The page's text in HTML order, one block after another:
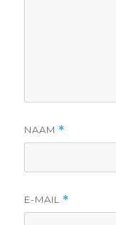
NAAM *
E-MAIL *